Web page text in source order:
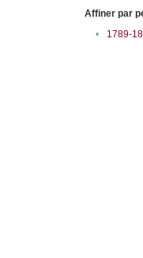
Affiner par
•
1789-